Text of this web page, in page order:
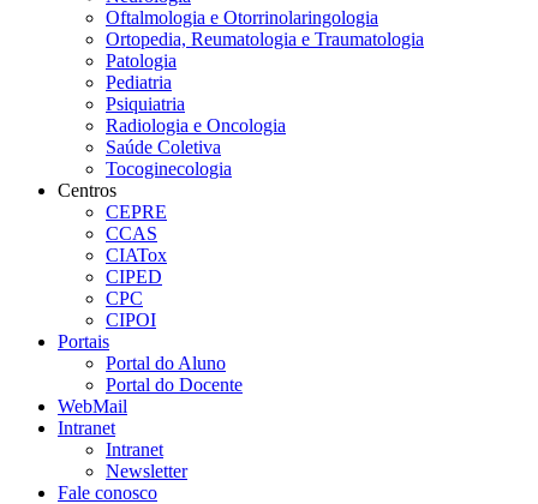
Oftalmologia e Otorrinolaringologia
Ortopedia, Reumatologia e Traumatologia
Patologia
Pediatria
Psiquiatria
Radiologia e Oncologia
Saúde Coletiva
Tocoginecologia
Centros
CEPRE
CCAS
CIATox
CIPED
CPC
CIPOI
Portais
Portal do Aluno
Portal do Docente
WebMail
Intranet
Intranet
Newsletter
Fale conosco